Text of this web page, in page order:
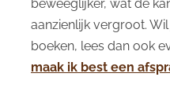
beweeglijker, wat de
aanzienlijk vergroot.
boeken, lees dan ook
maak ik best een